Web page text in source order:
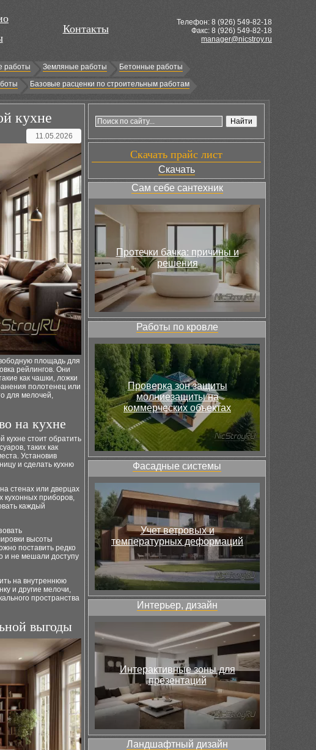
Контакты
Телефон: 8 (926) 549-82-18
Факс: 8 (926) 549-82-18
manager@nicstroy.ru
работы Земляные работы
Бетонные работы
Базовые расценки по строительным работам
кухне
11.05.2026
площадь для
рейлингов. Они
как чашки, ложки
полотенец или
для мелочей,
на кухне
кухне стоит обратить
таких как
Установив
и сделать кухню
стенах или дверцах
кухонных приборов,
каждый
высоты
поставить редко
и не мешали доступу
на внутреннюю
и другие мелочи,
пространства
выгоды
Скачать прайс лист
Скачать
Сам себе сантехник
Протечки бачка: причины и
решения
Работы по кровле
Проверка зон защиты
молниезащиты на
коммерческих объектах
Фасадные системы
Учет ветровых и
температурных деформаций
Интерьер, дизайн
Интерактивные зоны для
презентаций
Ландшафтный дизайн